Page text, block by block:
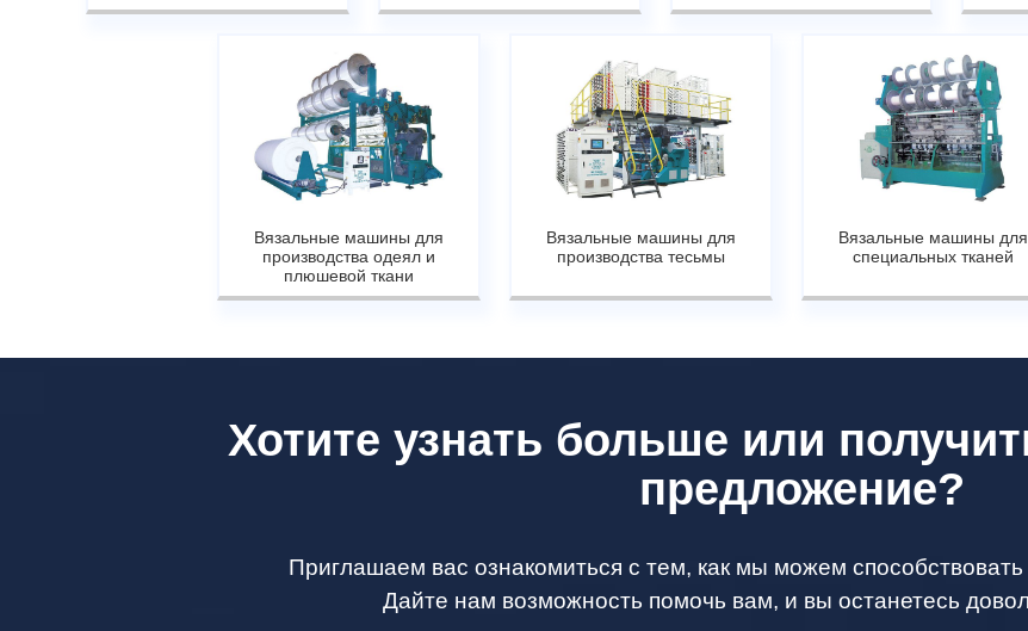
Вязальные машины для
производства одеял и
плюшевой ткани
Вязальные машины для
производства тесьмы
Вязальные машины для
специальных тканей
Хотите узнать больше или
предложение?
Приглашаем вас ознакомиться с тем, как мы можем
Дайте нам возможность помочь вам, и вы останетесь